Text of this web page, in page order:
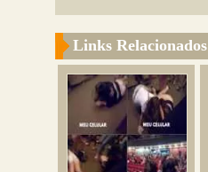
Links Relacionados